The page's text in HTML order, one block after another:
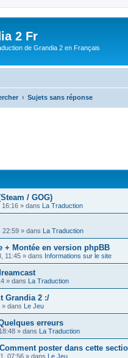
2 Fr
de Grandia 2 en Français
Sujets sans réponse
/ GOG)
16:16 » dans La Traduction
22:59 » dans La Traduction
+ Montée en version phpBB
11:45 » dans Informations sur le site
» dans La Traduction
Grandia 2 :/
» dans Le Jeu
erreurs
» dans La Traduction
poster dans cette
07:56 » dans Le Jeu